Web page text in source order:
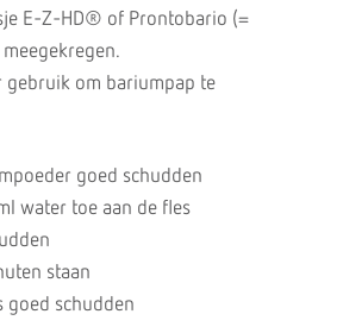
E-Z-HD® of Prontobario (=
gebruik om bariumpap te
goed schudden
water toe aan de fles
staan
goed schudden